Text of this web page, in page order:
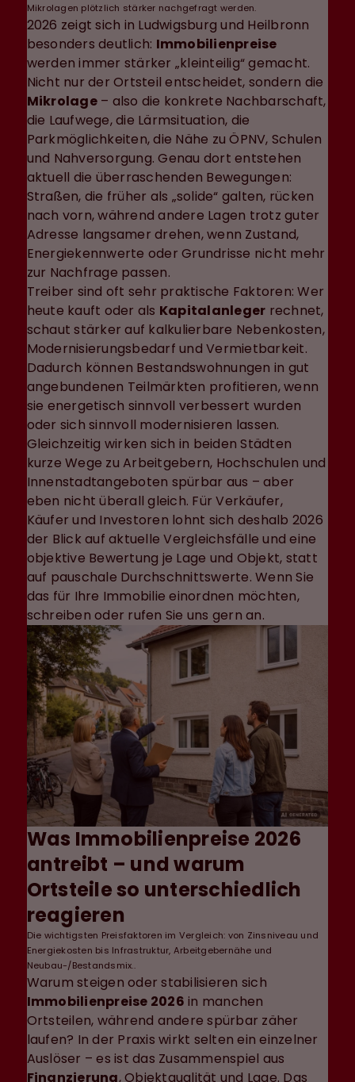
Mikrolagen plötzlich stärker nachgefragt werden.
2026 zeigt sich in Ludwigsburg und Heilbronn
besonders deutlich: Immobilienpreise
werden immer stärker „kleinteilig“ gemacht.
Nicht nur der Ortsteil entscheidet, sondern die
Mikrolage– also die konkrete Nachbarschaft,
die Laufwege, die Lärmsituation, die
Parkmöglichkeiten, die Nähe zu ÖPNV, Schulen
und Nahversorgung. Genau dort entstehen
aktuell die überraschenden Bewegungen:
Straßen, die früher als „solide“ galten, rücken
nach vorn, während andere Lagen trotz guter
Adresse langsamer drehen, wenn Zustand,
Energiekennwerte oder Grundrisse nicht mehr
zur Nachfrage passen.
Treiber sind oft sehr praktische Faktoren: Wer
heute kauft oder als Kapitalanleger rechnet,
schaut stärker auf kalkulierbare Nebenkosten,
Modernisierungsbedarf und Vermietbarkeit.
Dadurch können Bestandswohnungen in gut
angebundenen Teilmärkten profitieren, wenn
sie energetisch sinnvoll verbessert wurden
oder sich sinnvoll modernisieren lassen.
Gleichzeitig wirken sich in beiden Städten
kurze Wege zu Arbeitgebern, Hochschulen und
Innenstadtangeboten spürbar aus – aber
eben nicht überall gleich. Für Verkäufer,
Käufer und Investoren lohnt sich deshalb 2026
der Blick auf aktuelle Vergleichsfälle und eine
objektive Bewertung je Lage und Objekt, statt
auf pauschale Durchschnittswerte. Wenn Sie
das für Ihre Immobilie einordnen möchten,
schreiben oder rufen Sie uns gern an.
Was Immobilienpreise 2026
antreibt – und warum
Ortsteile so unterschiedlich
reagieren
Die wichtigsten Preisfaktoren im Vergleich: von Zinsniveau und
Energiekosten bis Infrastruktur, Arbeitgebernähe und
Neubau-/Bestandsmix..
Warum steigen oder stabilisieren sich
Immobilienpreise 2026 in manchen
Ortsteilen, während andere spürbar zäher
laufen? In der Praxis wirkt selten ein einzelner
Auslöser – es ist das Zusammenspiel aus
Finanzierung, Objektqualität und Lage. Das